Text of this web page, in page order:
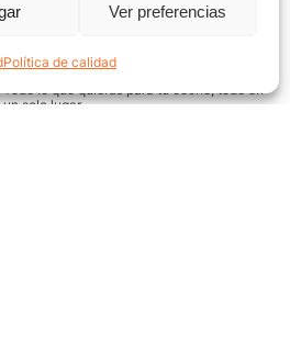
Ver preferencias
Política de calidad
Encuentra aquí
Todo lo que quieras para tu coche, todo en
un solo lugar